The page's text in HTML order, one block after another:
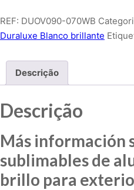
REF: DUOV090-070WB
Duraluxe Blanco brillante
Descrição
Descrição
Más información
sublimables de
brillo para